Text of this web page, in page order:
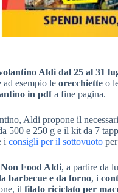
Aldi dal 25 al 31
ad esempio le orecchiette o
in pdfa fine pagina.
Aldi propone il
500 e 250 g e il kit da 7
i consigli per il sottovuoto
Food Aldi, a partire da
barbecue e da forno, i
il filato riciclato per